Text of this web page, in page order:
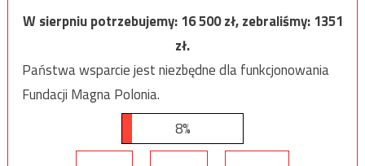
W sierpniu potrzebujemy:16 500zł, zebraliśmy:1351
zł.
Państwa wsparcie jest niezbędne dla funkcjonowania
Fundacji Magna Polonia.
8%